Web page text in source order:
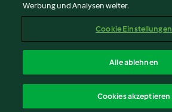
Cookies
Abo kündigen
Erklärung zur Barrierefreiheit
Werbung und Analysen weiter.
Cookie Einstellungen
Alle ablehnen
Cookies akzeptieren